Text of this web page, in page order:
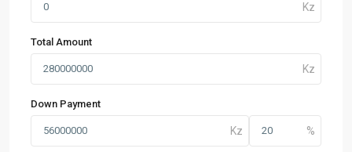
Total Amount
Down Payment